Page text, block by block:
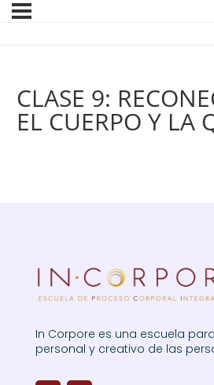
CLASE 9:
EL CUERPO Y LA
In Corpore es una escuela
personal y creativo de las